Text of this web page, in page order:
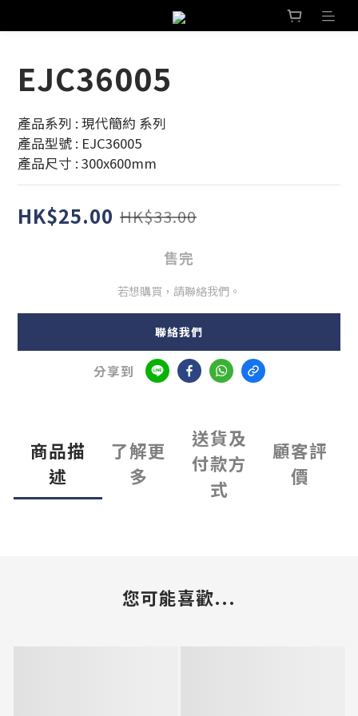
EJC36005
產品系列 : 現代簡約 系列
產品型號 : EJC36005
產品尺寸 : 300x600mm
HK$25.00 HK$33.00
售完
若想購買，請聯絡我們。
聯絡我們
分享到
商品描
述
了解更
多
送貨及
付款方
式
顧客評
價
您可能喜歡...